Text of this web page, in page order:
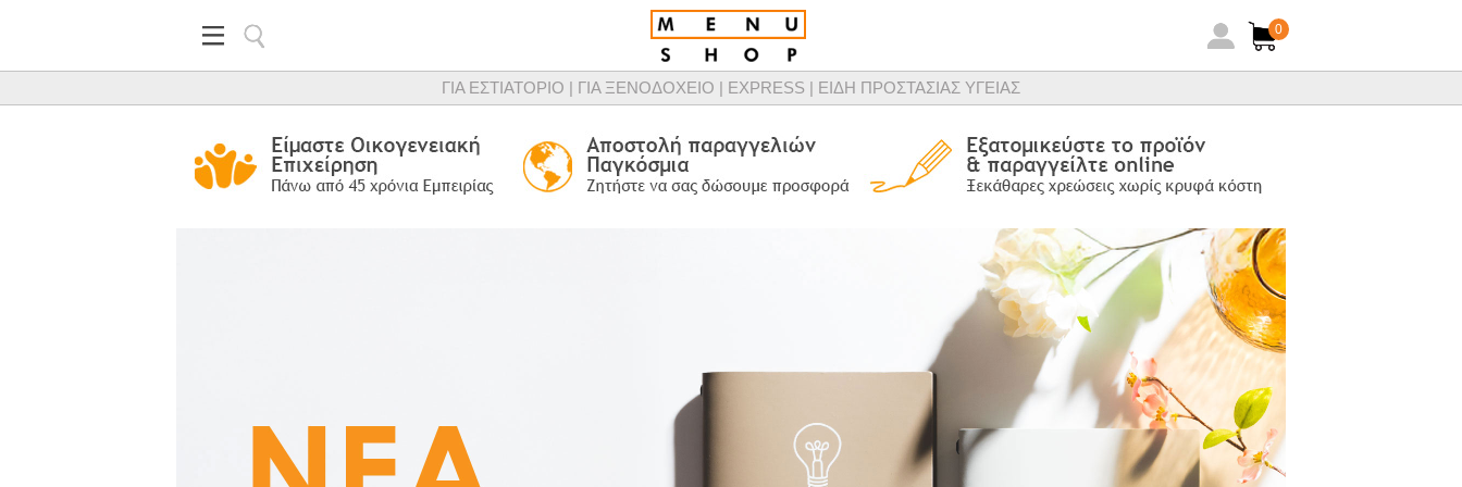
Κορυφαίος προμηθευτής εξατομικευμένης σχεδίασης καταλόγων μενού, προϊόντων παρουσίασης μενού & προμηθειών ξενοδοχειακών ειδών
0
ΓΙΑ ΕΣΤΙΑΤΟΡΙΟ | ΓΙΑ ΞΕΝΟΔΟΧΕΙΟ | EXPRESS | ΕΙΔΗ ΠΡΟΣΤΑΣΙΑΣ ΥΓΕΙΑΣ